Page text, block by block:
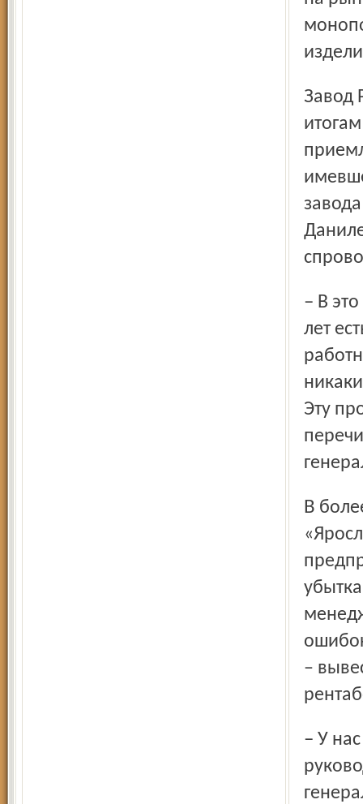
Завод РТИ – это стабильно работающее предприятие, по
– В это время года на предприятии уже в течение многих
лет
Эту
В более сложном положении оказалась
–
– У нас все получится, потому что коллектив, который